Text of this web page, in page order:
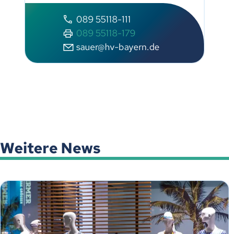
089 55118-111
089 55118-179
sauer@hv-bayern.de
Weitere News